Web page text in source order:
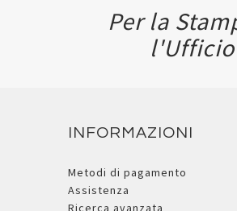
Per la
l'Ufficio
INFORMAZIONI
Metodi di pagamento
Assistenza
Ricerca avanzata